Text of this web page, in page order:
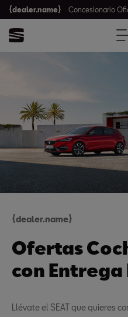
{dealer.name} Concesionario
{dealer.name}
Ofertas
con
Llévate el SEAT que quieres